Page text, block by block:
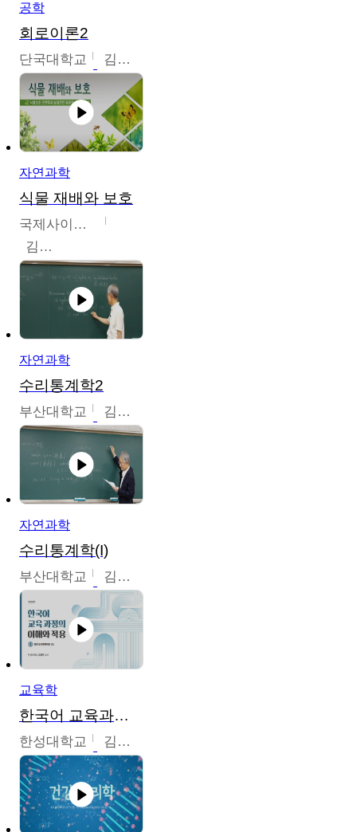
공학
회로이론2
단국대학교 김현식
자연과학
식물 재배와 보호
국제사이버대학교
김완수
자연과학
수리통계학2
부산대학교 김충락
자연과학
수리통계학(I)
부산대학교 김충락
교육학
한국어 교육과정의 이해와 적용
한성대학교 김윤주